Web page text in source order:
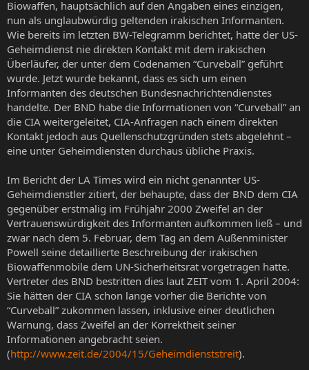
Biowaffen, hauptsächlich auf den Angaben eines einzigen,
nun als unglaubwürdig geltenden irakischen Informanten.
Wie bereits im letzten BW-Telegramm berichtet, hatte der US-
Geheimdienst nie direkten Kontakt mit dem irakischen
Überläufer, der unter dem Codenamen “Curveball” geführt
wurde. Jetzt wurde bekannt, dass es sich um einen
Informanten des deutschen Bundesnachrichtendienstes
handelte. Der BND habe die Informationen von “Curveball” an
die CIA weitergeleitet, CIA-Anfragen nach einem direkten
Kontakt jedoch aus Quellenschutzgründen stets abgelehnt –
eine unter Geheimdiensten durchaus übliche Praxis.
Im Bericht der LA Times wird ein nicht genannter US-
Geheimdienstler zitiert, der behaupte, dass der BND dem CIA
gegenüber erstmalig im Frühjahr 2000 Zweifel an der
Vertrauenswürdigkeit des Informanten aufkommen ließ – und
zwar nach dem 5. Februar, dem Tag an dem Außenminister
Powell seine detaillierte Beschreibung der irakischen
Biowaffenmobile dem UN-Sicherheitsrat vorgetragen hatte.
Vertreter des BND bestritten dies laut ZEIT vom 1. April 2004:
Sie hätten der CIA schon lange vorher die Berichte von
“Curveball” zukommen lassen, inklusive einer deutlichen
Warnung, dass Zweifel an der Korrektheit seiner
Informationen angebracht seien.
(http://www.zeit.de/2004/15/Geheimdienststreit).